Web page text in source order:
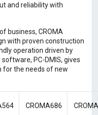
and reliability with
business, CROMA
with proven construction
operation driven by
PC-DMIS, gives
the needs of new
CROMA686